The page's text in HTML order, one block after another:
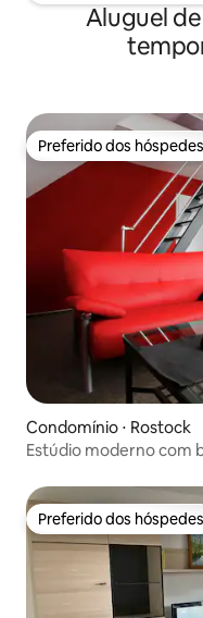
Aluguel
Preferido dos hóspedes
Preferido dos hóspedes
Condomínio ⋅ Rostock
Estúdio moderno com
Preferido dos hóspedes
Preferido dos hóspedes